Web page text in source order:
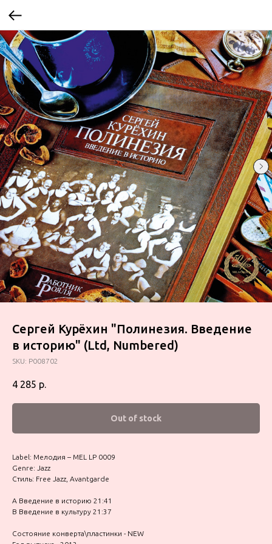
Сергей Курёхин "Полинезия. Введение
в историю" (Ltd, Numbered)
SKU: P008702
4 285 р.
Out of stock
Label: Мелодия – MEL LP 0009
Genre: Jazz
Стиль: Free Jazz, Avantgarde
A Введение в историю 21:41
B Введение в культуру 21:37
Состояние конверта\пластинки - NEW